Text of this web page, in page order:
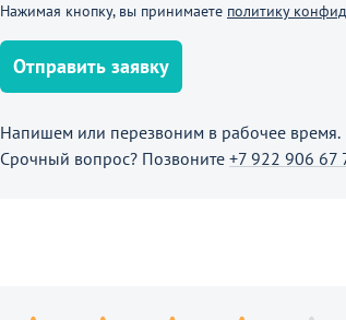
Нажимая кнопку, вы принимаете политику
Отправить заявку
Напишем или перезвоним в рабочее время.
Срочный вопрос? Позвоните +7 922 906 67